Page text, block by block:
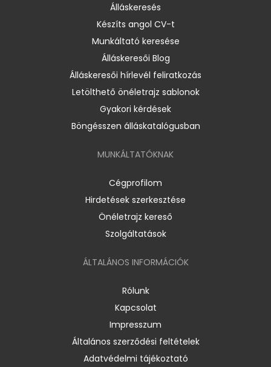
Álláskeresés
Készíts angol CV-t
Munkáltató keresése
Álláskeresői Blog
Álláskeresői hírlevél feliratkozás
Letölthető önéletrajz sablonok
Gyakori kérdések
Böngésszen álláskatalógusban
MUNKÁLTATÓKNAK
Cégprofilom
Hirdetések szerkesztése
Önéletrajz kereső
Szolgáltatások
ÁLTALÁNOS INFORMÁCIÓK
Rólunk
Kapcsolat
Impresszum
Általános szerződési feltételek
Adatvédelmi tájékoztató